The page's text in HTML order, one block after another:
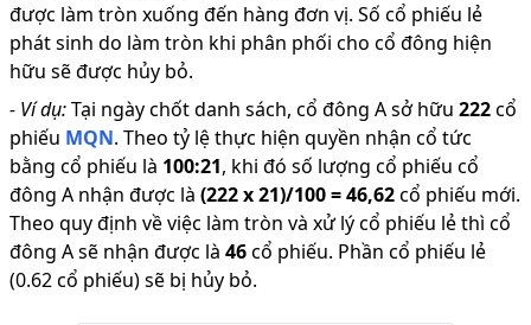
được làm tròn xuống đến hàng đơn vị. Số cổ phiếu lẻ
phát sinh do làm tròn khi phân phối cho cổ đông hiện
hữu sẽ được hủy bỏ.
- Ví dụ:Tại ngày chốt danh sách, cổ đông A sở hữu 222cổ
phiếu MQN. Theo tỷ lệ thực hiện quyền nhận cổ tức
bằng cổ phiếu là 100:21, khi đó số lượng cổ phiếu cổ
đông A nhận được là (222x21)/100=46,62cổ phiếu mới.
Theo quy định về việc làm tròn và xử lý cổ phiếu lẻ thì cổ
đông A sẽ nhận được là 46cổ phiếu. Phần cổ phiếu lẻ
(0.62 cổ phiếu) sẽ bị hủy bỏ.